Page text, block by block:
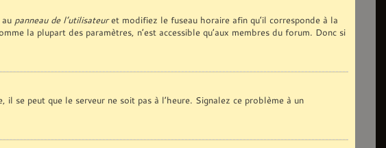
panneau de l’utilisateuret modifiez le fuseau horaire afin qu’il corresponde à la
la plupart des paramètres, n’est accessible qu’aux membres du forum. Donc si
se peut que le serveur ne soit pas à l’heure. Signalez ce problème à un